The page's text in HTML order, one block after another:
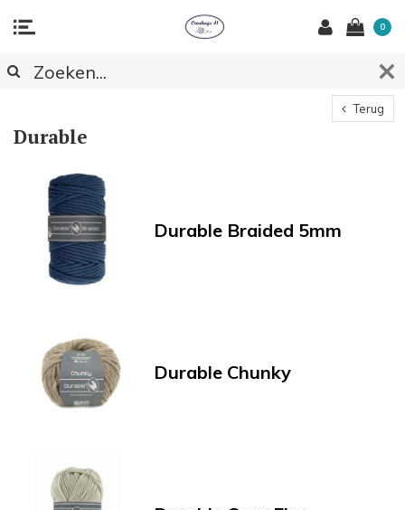
0
Terug
Durable
Durable Braided 5mm
Durable Chunky